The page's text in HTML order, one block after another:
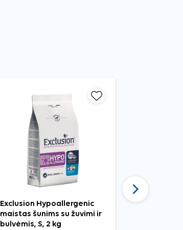
Exclusion Hypoallergenic
maistas šunims su žuvimi ir
bulvėmis, S, 2 kg
Tęsti